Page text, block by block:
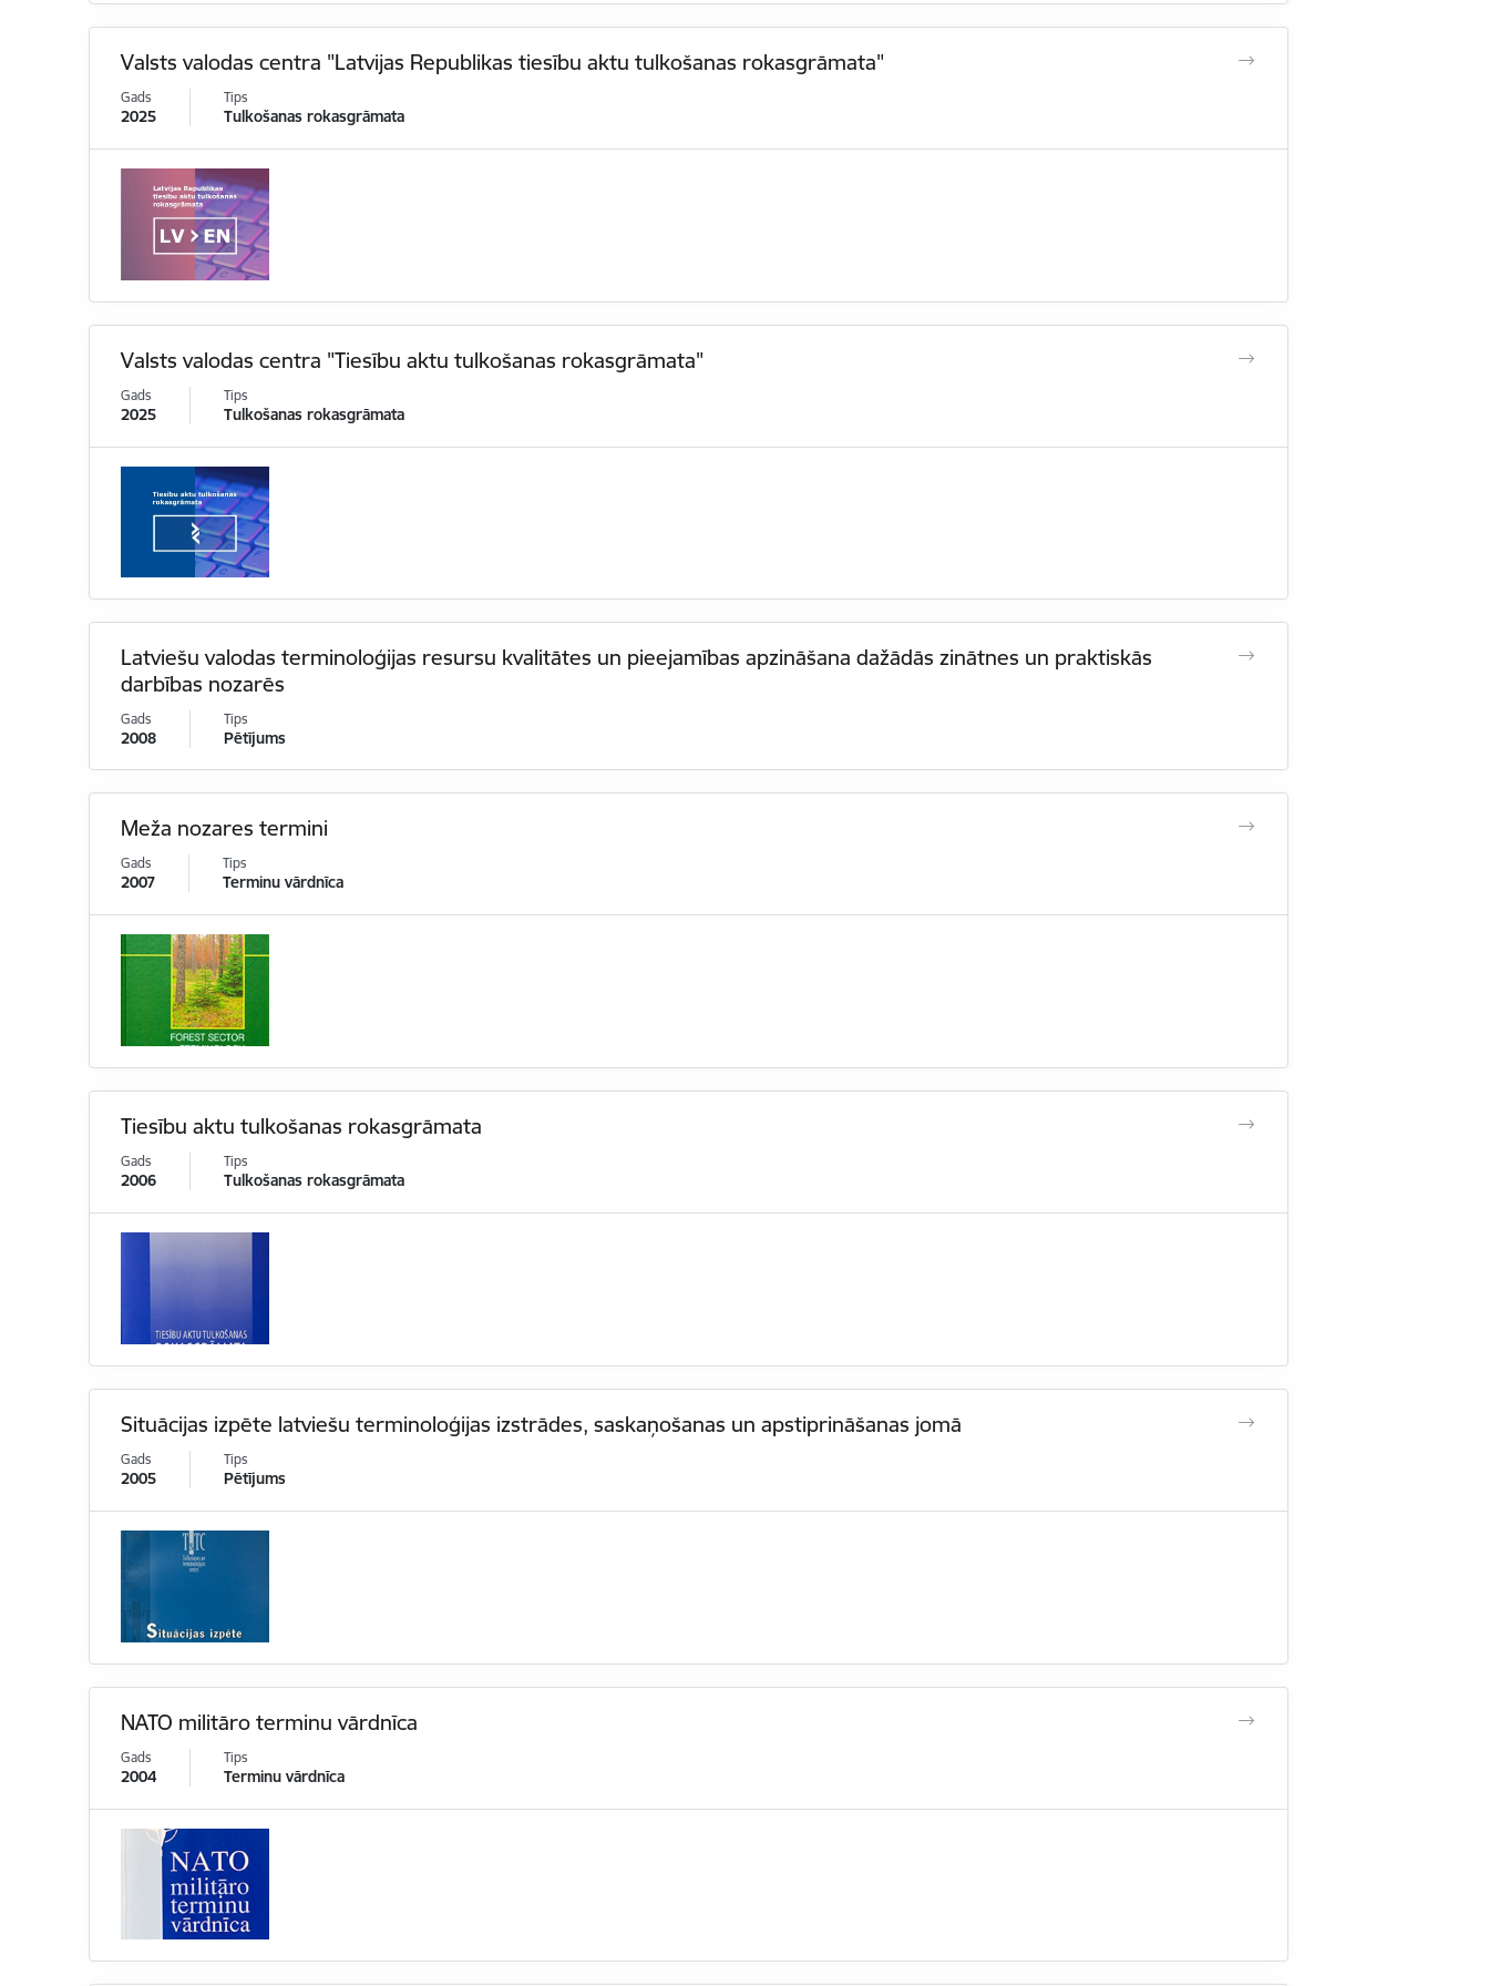
Valsts valodas centra "Latvijas Republikas tiesību aktu tulkošanas rokasgrāmata"
Gads
2025
Tips
Tulkošanas rokasgrāmata
Valsts valodas centra "Tiesību aktu tulkošanas rokasgrāmata"
Gads
2025
Tips
Tulkošanas rokasgrāmata
Latviešu valodas terminoloģijas resursu kvalitātes un pieejamības apzināšana dažādās zinātnes un praktiskās
darbības nozarēs
Gads
2008
Tips
Pētījums
Meža nozares termini
Gads
2007
Tips
Terminu vārdnīca
Tiesību aktu tulkošanas rokasgrāmata
Gads
2006
Tips
Tulkošanas rokasgrāmata
Situācijas izpēte latviešu terminoloģijas izstrādes, saskaņošanas un apstiprināšanas jomā
Gads
2005
Tips
Pētījums
NATO militāro terminu vārdnīca
Gads
2004
Tips
Terminu vārdnīca